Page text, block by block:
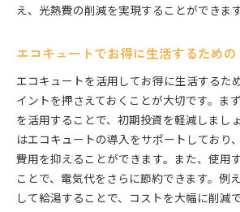
え、光熱費の削減を実現することができます
エコキュートでお得に生活するための
エコキュートを活用してお得に生活するた
イントを押さえておくことが大切です。ま
を活用することで、初期投資を軽減しまし
はエコキュートの導入をサポートしており
費用を抑えることができます。また、使用
ことで、電気代をさらに節約できます。例
して給湯することで、コストを大幅に削減